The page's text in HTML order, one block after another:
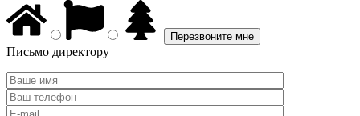
Письмо директору